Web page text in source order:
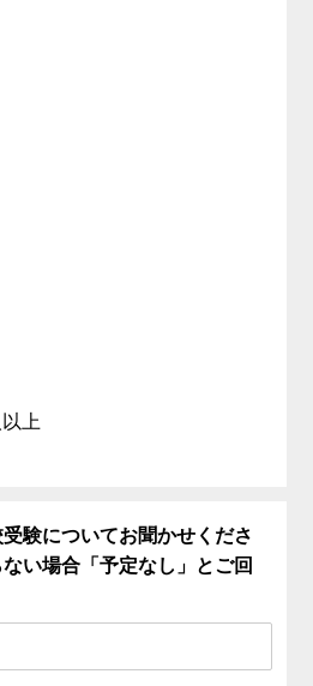
上
験についてお聞かせくださ
い場合「予定なし」とご回